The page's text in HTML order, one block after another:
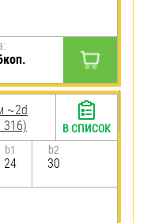
~2d
316)
b1
24
b2
30
В СПИСОК